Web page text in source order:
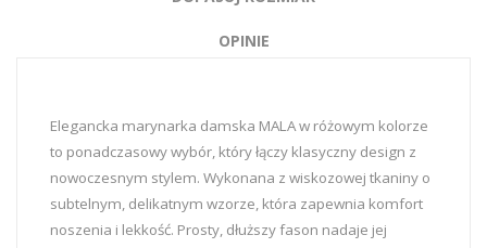
OPINIE
Elegancka marynarka damska MALA w różowym kolorze
to ponadczasowy wybór, który łączy klasyczny design z
nowoczesnym stylem. Wykonana z wiskozowej tkaniny o
subtelnym, delikatnym wzorze, która zapewnia komfort
noszenia i lekkość. Prosty, dłuższy fason nadaje jej